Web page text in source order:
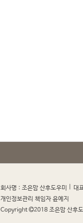
회사명 : 조은맘 산후도우미 대
개인정보관리 책임자 윤예지
Copyright
2018 조은맘 산후